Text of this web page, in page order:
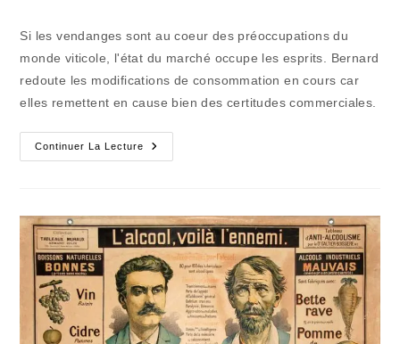
Si les vendanges sont au coeur des préoccupations du
monde viticole, l'état du marché occupe les esprits. Bernard
redoute les modifications de consommation en cours car
elles remettent en cause bien des certitudes commerciales.
Continuer La Lecture
La
Consommation
Au
Blanc